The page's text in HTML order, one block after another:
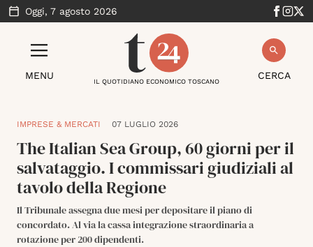
Oggi, 7 agosto 2026
MENU CERCA
IL QUOTIDIANO ECONOMICO TOSCANO
IMPRESE & MERCATI 07 LUGLIO 2026
The Italian Sea Group, 60 giorni per il
salvataggio. I commissari giudiziali al
tavolo della Regione
Il Tribunale assegna due mesi per depositare il piano di
concordato. Al via la cassa integrazione straordinaria a
rotazione per 200 dipendenti.